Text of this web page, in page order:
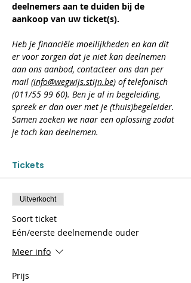
deelnemers aan te duiden bij de
aankoop van uw ticket(s).
​Heb je financiële moeilijkheden en kan dit
er voor zorgen dat je niet kan deelnemen
aan ons aanbod, contacteer ons dan per
mail (info@wegwijs.stijn.be) of telefonisch
(011/55 99 60). Ben je al in begeleiding,
spreek er dan over met je (thuis)begeleider.
Samen zoeken we naar een oplossing zodat
je toch kan deelnemen.
Tickets
Uitverkocht
Soort ticket
Eén/eerste deelnemende ouder
Meer info
Prijs